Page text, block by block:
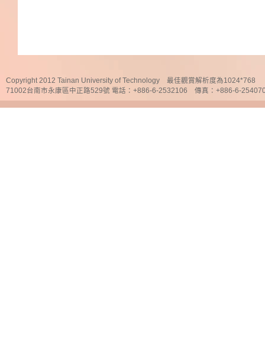
Copyright 2012 Tainan University of Technology 最佳觀賞解析度為1024*768
71002台南市永康區中正路529號 電話：+886-6-2532106 傳真：+886-6-